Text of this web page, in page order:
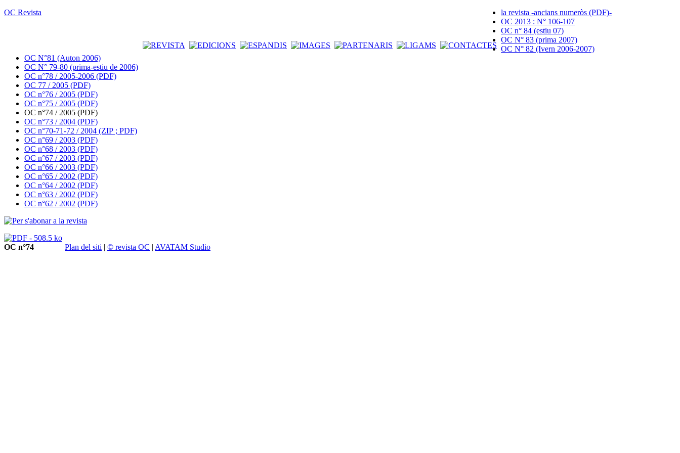
OC Revista
la revista -ancians numeròs (PDF)-
OC 2013 : N° 106-107
OC n° 84 (estiu 07)
OC N° 83 (prima 2007)
OC N° 82 (Ivern 2006-2007)
OC N°81 (Auton 2006)
OC N° 79-80 (prima-estiu de 2006)
OC n°78 / 2005-2006 (PDF)
OC 77 / 2005 (PDF)
OC n°76 / 2005 (PDF)
OC n°75 / 2005 (PDF)
OC n°74 / 2005 (PDF)
OC n°73 / 2004 (PDF)
OC n°70-71-72 / 2004 (ZIP ; PDF)
OC n°69 / 2003 (PDF)
OC n°68 / 2003 (PDF)
OC n°67 / 2003 (PDF)
OC n°66 / 2003 (PDF)
OC n°65 / 2002 (PDF)
OC n°64 / 2002 (PDF)
OC n°63 / 2002 (PDF)
OC n°62 / 2002 (PDF)
OC n°74 Plan del siti | © revista OC | AVATAM Studio